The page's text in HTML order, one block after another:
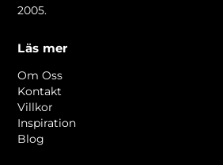
2005.
Läs mer
Om Oss
Kontakt
Villkor
Inspiration
Blog